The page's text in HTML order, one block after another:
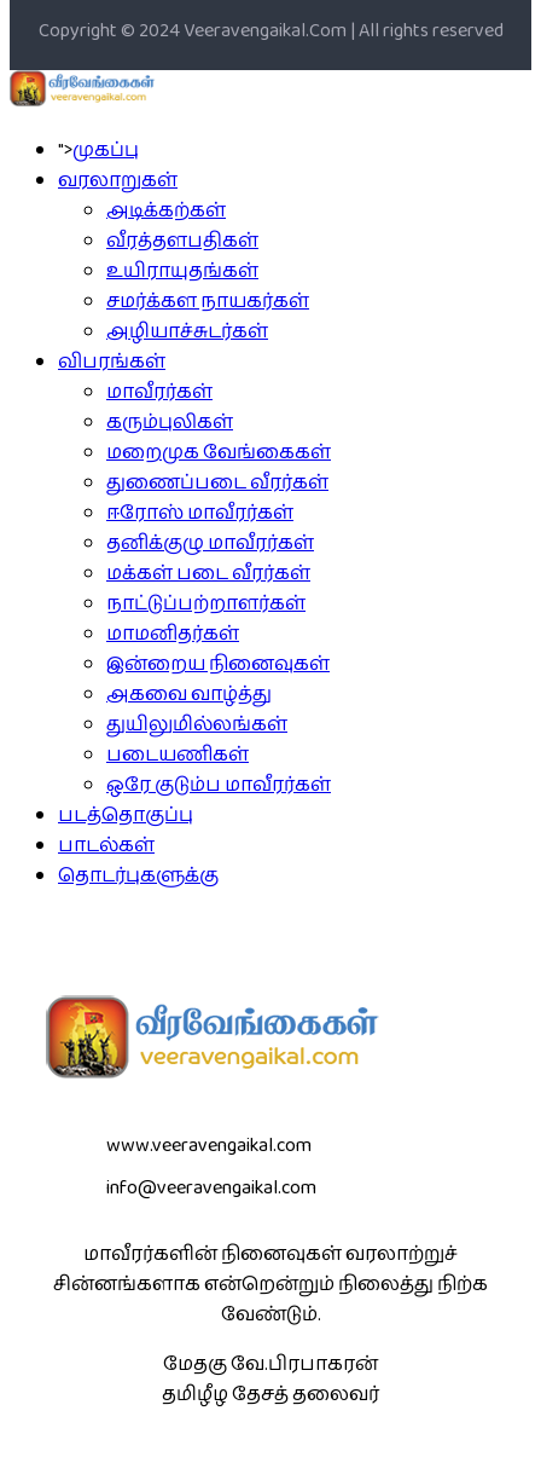
Copyright © 2024 Veeravengaikal.Com | All rights reserved
">முகப்பு
வரலாறுகள்
அடிக்கற்கள்
வீரத்தளபதிகள்
உயிராயுதங்கள்
சமர்க்கள நாயகர்கள்
அழியாச்சுடர்கள்
விபரங்கள்
மாவீரர்கள்
கரும்புலிகள்
மறைமுக வேங்கைகள்
துணைப்படை வீரர்கள்
ஈரோஸ் மாவீரர்கள்
தனிக்குழு மாவீரர்கள்
மக்கள் படை வீரர்கள்
நாட்டுப்பற்றாளர்கள்
மாமனிதர்கள்
இன்றைய நினைவுகள்
அகவை வாழ்த்து
துயிலுமில்லங்கள்
படையணிகள்
ஒரே குடும்ப மாவீரர்கள்
படத்தொகுப்பு
பாடல்கள்
தொடர்புகளுக்கு
www.veeravengaikal.com
info@veeravengaikal.com
மாவீரர்களின் நினைவுகள் வரலாற்றுச்
சின்னங்களாக என்றென்றும் நிலைத்து நிற்க
வேண்டும்.
மேதகு வே.பிரபாகரன்
தமிழீழ தேசத் தலைவர்